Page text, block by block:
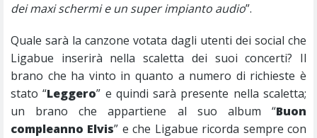
dei maxi schermi e un super impianto audio”.
Quale sarà la canzone votata dagli utenti dei social che
Ligabue inserirà nella scaletta dei suoi concerti? Il
brano che ha vinto in quanto a numero di richieste è
stato “Leggero” e quindi sarà presente nella scaletta;
un brano che appartiene al suo album “Buon
compleanno Elvis” e che Ligabue ricorda sempre con